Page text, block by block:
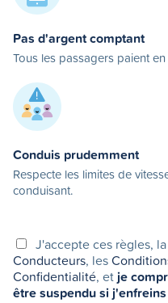
Pas d'argent comptant
Tous les passagers paient
Conduis prudemment
Respecte les limites de
conduisant.
J'accepte ces règles, la
Conducteurs, les
Confidentialité, etje
être suspendu si